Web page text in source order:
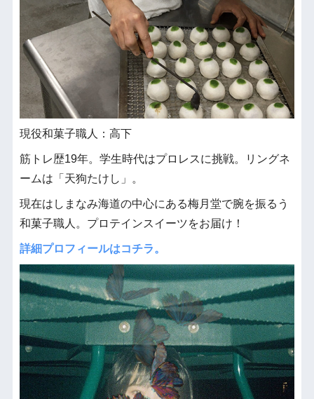
現役和菓子職人：高下
筋トレ歴19年。学生時代はプロレスに挑戦。リングネ
ームは「天狗たけし」。
現在はしまなみ海道の中心にある梅月堂で腕を振るう
和菓子職人。プロテインスイーツをお届け！
詳細プロフィールはコチラ。